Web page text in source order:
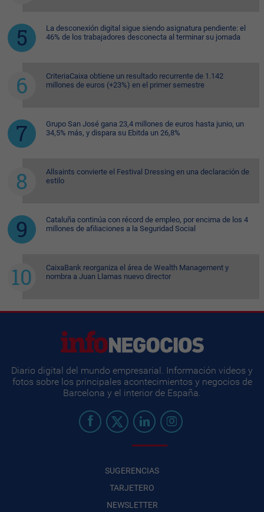
La desconexión digital sigue siendo asignatura pendiente: el
46% de los trabajadores desconecta al terminar su jornada
CriteriaCaixa obtiene un resultado recurrente de 1.142
millones de euros (+23%) en el primer semestre
Grupo San José gana 23,4 millones de euros hasta junio, un
34,5% más, y dispara su Ebitda un 26,8%
Allsaints convierte el Festival Dressing en una declaración de
estilo
Cataluña continúa con récord de empleo, por encima de los 4
millones de afiliaciones a la Seguridad Social
CaixaBank reorganiza el área de Wealth Management y
nombra a Juan Llamas nuevo director
Diario digital del mundo empresarial. Información videos y
fotos sobre los principales acontecimientos y negocios de
Barcelona y el interior de España.
SUGERENCIAS
TARJETERO
NEWSLETTER